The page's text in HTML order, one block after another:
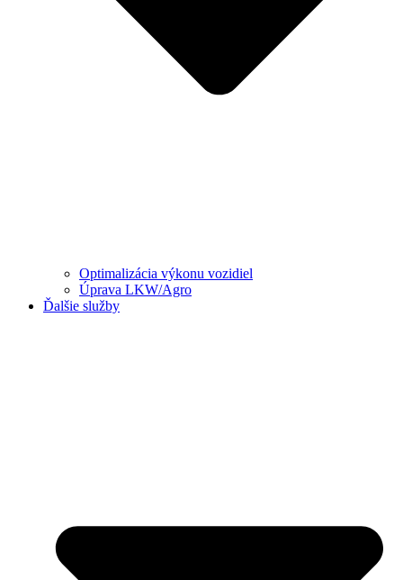
Optimalizácia výkonu vozidiel
Úprava LKW/Agro
Ďalšie služby